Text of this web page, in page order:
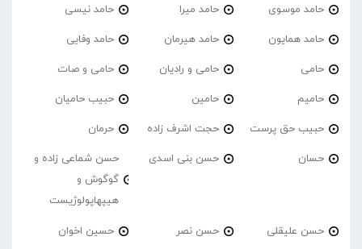
حامد موسوی حامد میرا حامد نیسی
حامد همایون حامد هیرمان حامد وفایی
حامی حامی و رادیان حامی و صات
حامیم حامین حبیب حامیان
حبیب حق پرست حجت اشرف زاده حرمان
حسان حسن بنی اسدی
حسن شماعی زاده و
گوگوش و
هیپهاپولوژیست
حسن علیقلی حسن نصر حسین اخوان